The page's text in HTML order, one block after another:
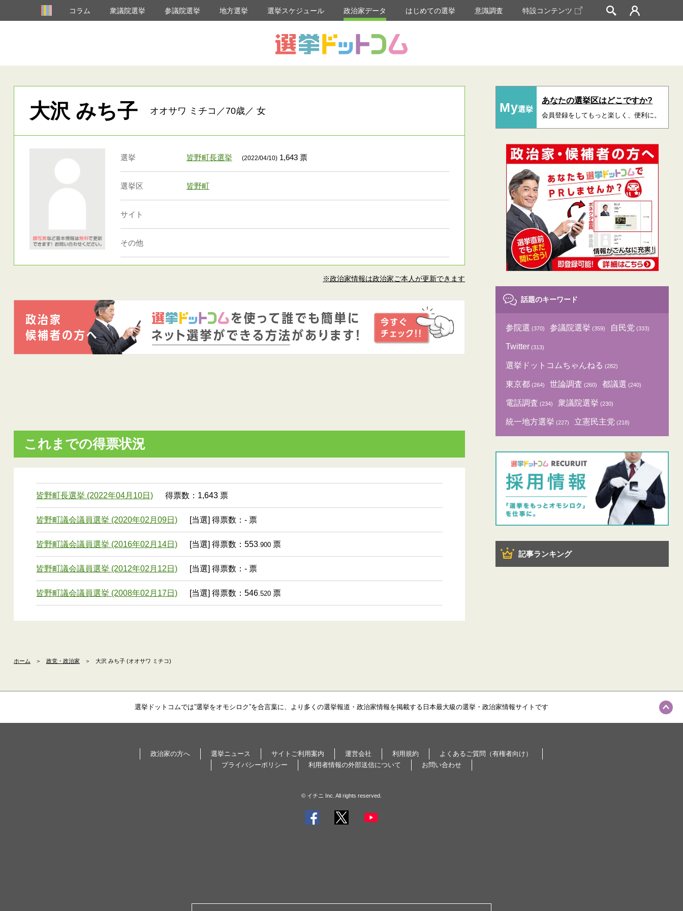
コラム 衆議院選挙 参議院選挙 地方選挙 選挙スケジュール 政治家データ はじめての選挙 意識調査 特設コンテンツ
大沢 みち子 オオサワ ミチコ／70歳／ 女
選挙 皆野町長選挙 (2022/04/10)1,643 票
選挙区 皆野町
サイト
その他
※政治家情報は政治家ご本人が更新できます
これまでの得票状況
皆野町長選挙 (2022年04月10日) 得票数：1,643 票
皆野町議会議員選挙 (2020年02月09日) [当選] 得票数：- 票
皆野町議会議員選挙 (2016年02月14日) [当選] 得票数：553.900 票
皆野町議会議員選挙 (2012年02月12日) [当選] 得票数：- 票
皆野町議会議員選挙 (2008年02月17日) [当選] 得票数：546.520 票
My選挙
あなたの選挙区はどこですか?
会員登録をしてもっと楽しく、便利に。
話題のキーワード
参院選 (370) 参議院選挙 (359) 自民党 (333)
Twitter (313)
選挙ドットコムちゃんねる (282)
東京都 (264) 世論調査 (260) 都議選 (240)
電話調査 (234) 衆議院選挙 (230)
統一地方選挙 (227) 立憲民主党 (218)
記事ランキング
ホーム ＞ 政党・政治家 ＞ 大沢 みち子 (オオサワ ミチコ)
選挙ドットコムでは”選挙をオモシロク”を合言葉に、より多くの選挙報道・政治家情報を掲載する日本最大級の選挙・政治家情報サイトです
政治家の方へ 選挙ニュース サイトご利用案内 運営会社 利用規約
よくあるご質問（有権者向け）
プライバシーポリシー
利用者情報の外部送信について お問い合わせ
© イチニ Inc. All rights reserved.